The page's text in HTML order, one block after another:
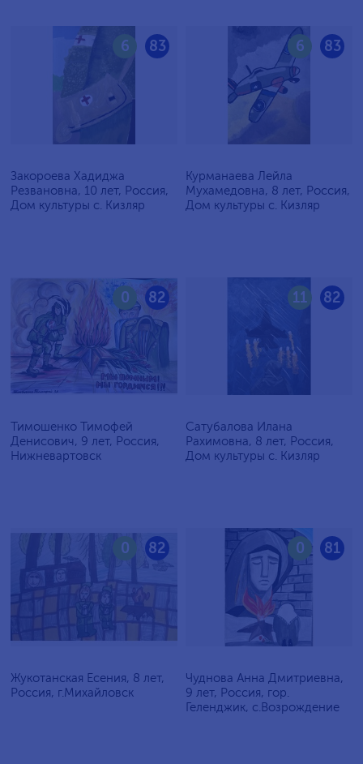
83
6
Закороева Хадиджа
Резвановна, 10 лет, Россия,
Дом культуры с. Кизляр
83
6
Курманаева Лейла
Мухамедовна, 8 лет, Россия,
Дом культуры с. Кизляр
82
0
Тимошенко Тимофей
Денисович, 9 лет, Россия,
Нижневартовск
82
11
Сатубалова Илана
Рахимовна, 8 лет, Россия,
Дом культуры с. Кизляр
82
0
Жукотанская Есения, 8 лет,
Россия, г.Михайловск
81
0
Чуднова Анна Дмитриевна,
9 лет, Россия, гор.
Геленджик, с.Возрождение